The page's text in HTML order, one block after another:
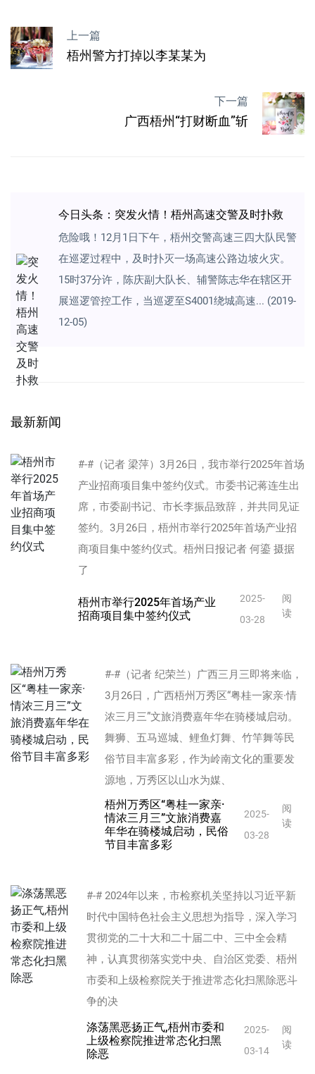
上一篇
梧州警方打掉以李某某为
下一篇
广西梧州“打财断血”斩
今日头条：突发火情！梧州高速交警及时扑救
危险哦！12月1日下午，梧州交警高速三四大队民警
在巡逻过程中，及时扑灭一场高速公路边坡火灾。
15时37分许，陈庆副大队长、辅警陈志华在辖区开
展巡逻管控工作，当巡逻至S4001绕城高速... (2019-
12-05)
最新新闻
#-#（记者 梁萍）3月26日，我市举行2025年首场
产业招商项目集中签约仪式。市委书记蒋连生出
席，市委副书记、市长李振品致辞，并共同见证
签约。3月26日，梧州市举行2025年首场产业招
商项目集中签约仪式。梧州日报记者 何鎏 摄据
了
梧州市举行2025年首场产业
招商项目集中签约仪式
2025-
03-28
阅
读
#-#（记者 纪荣兰）广西三月三即将来临，
3月26日，广西梧州万秀区“粤桂一家亲·情
浓三月三”文旅消费嘉年华在骑楼城启动。
舞狮、五马巡城、鲤鱼灯舞、竹竿舞等民
俗节目丰富多彩，作为岭南文化的重要发
源地，万秀区以山水为媒、
梧州万秀区“粤桂一家亲·
情浓三月三”文旅消费嘉
年华在骑楼城启动，民俗
节目丰富多彩
2025-
03-28
阅
读
#-# 2024年以来，市检察机关坚持以习近平新
时代中国特色社会主义思想为指导，深入学习
贯彻党的二十大和二十届二中、三中全会精
神，认真贯彻落实党中央、自治区党委、梧州
市委和上级检察院关于推进常态化扫黑除恶斗
争的决
涤荡黑恶扬正气,梧州市委和
上级检察院推进常态化扫黑
除恶
2025-
03-14
阅
读